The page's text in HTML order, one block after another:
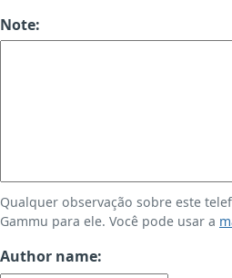
Note:
Qualquer observação sobre este
Gammu para ele. Você pode usar a
Author name: